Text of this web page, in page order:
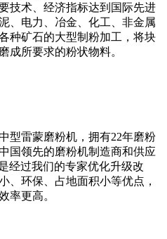
技术、经济指标达到国际先进
、电力、冶金、化工、非金属
种矿石的大型制粉加工，将块
成所要求的粉状物料。
型雷蒙磨粉机，拥有22年磨粉
国领先的磨粉机制造商和供应
经过我们的专家优化升级改
、环保、占地面积小等优点，
率更高。